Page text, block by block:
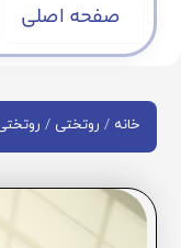
صفحه اصلی
خانه / روتختی /